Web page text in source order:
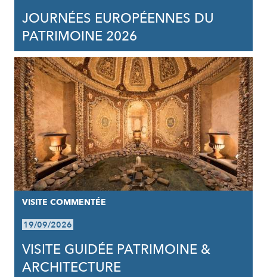
JOURNÉES EUROPÉENNES DU
PATRIMOINE 2026
VISITE COMMENTÉE
19/09/2026
VISITE GUIDÉE PATRIMOINE &
ARCHITECTURE